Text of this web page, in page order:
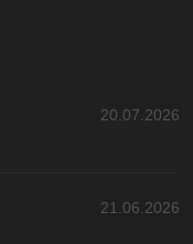
20.07.2026
21.06.2026